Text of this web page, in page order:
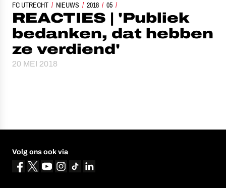
FC UTRECHT NIEUWS 2018 05
REACTIES | 'PUBLIEK BEDANKEN, DAT HEBBEN ZE VERDIEND'
REACTIES | 'Publiek
bedanken, dat hebben
ze verdiend'
20 MEI 2018
Volg ons ook via